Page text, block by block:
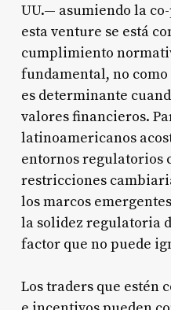
UU.— asumiendo la
esta venture se está
cumplimiento
fundamental, no
es determinante
valores financieros.
latinoamericanos
entornos regulatorios
restricciones
los marcos
la solidez regulatoria
factor que no puede
Los traders que estén